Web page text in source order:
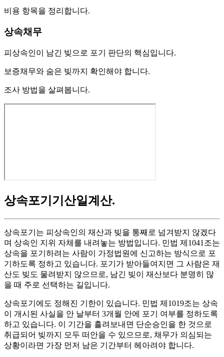
비용 항목을 정리합니다.
상속채무
피상속인이 남긴 빚으로 포기 판단의 핵심입니다.
보증채무와 숨은 빚까지 확인해야 합니다.
조사 방법을 살펴봅니다.
상속포기기산일계산.
상속포기는 피상속인의 재산과 빚을 통째로 넘겨받지 않겠다
며 상속인 지위 자체를 내려놓는 방법입니다. 민법 제1041조는
상속을 포기하려는 사람이 가정법원에 신고하는 방식으로 포
기하도록 정하고 있습니다. 포기가 받아들여지면 그 사람은 재
산도 빚도 물려받지 않으므로, 남긴 빚이 재산보다 분명히 많
을 때 주로 선택하는 길입니다.
상속포기에도 정해진 기한이 있습니다. 민법 제1019조는 상속
이 개시된 사실을 안 날부터 3개월 안에 포기 여부를 정하도록
하고 있습니다. 이 기간을 흘려보내면 단순승인을 한 것으로
취급되어 빚까지 모두 떠안을 수 있으므로, 채무가 의심되는
상황이라면 가장 먼저 남은 기간부터 헤아려야 합니다.